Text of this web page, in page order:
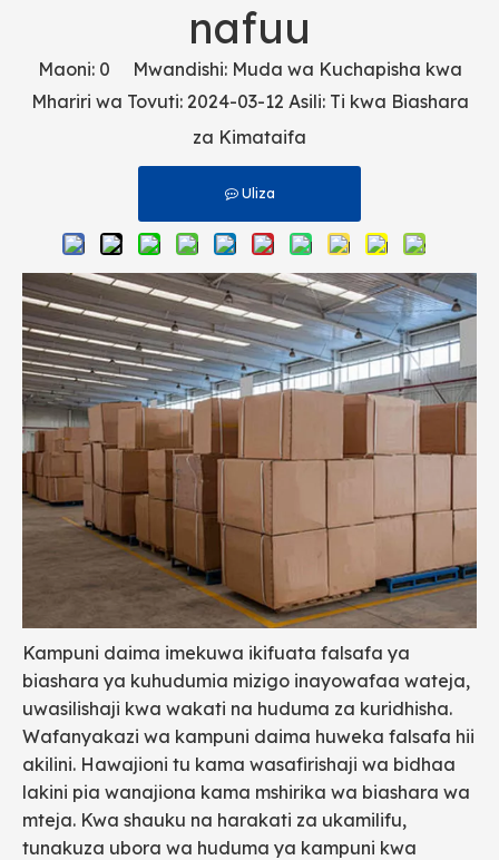
nafuu
Maoni: 0 Mwandishi: Muda wa Kuchapisha kwa
Mhariri wa Tovuti: 2024-03-12 Asili: Ti kwa Biashara
za Kimataifa
Uliza
Kampuni daima imekuwa ikifuata falsafa ya
biashara ya kuhudumia mizigo inayowafaa wateja,
uwasilishaji kwa wakati na huduma za kuridhisha.
Wafanyakazi wa kampuni daima huweka falsafa hii
akilini. Hawajioni tu kama wasafirishaji wa bidhaa
lakini pia wanajiona kama mshirika wa biashara wa
mteja. Kwa shauku na harakati za ukamilifu,
tunakuza ubora wa huduma ya kampuni kwa